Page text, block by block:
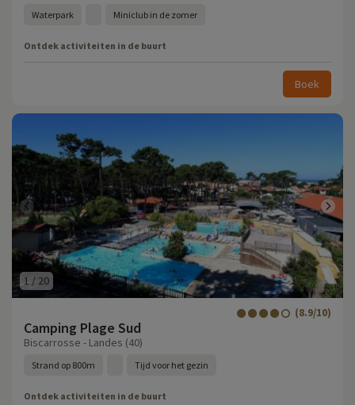
Waterpark Miniclub in de zomer
Ontdek activiteiten in de buurt
Boek
1 / 20
Camping Plage Sud
(8.9/10)
Biscarrosse - Landes (40)
Strand op 800m Tijd voor het gezin
Ontdek activiteiten in de buurt